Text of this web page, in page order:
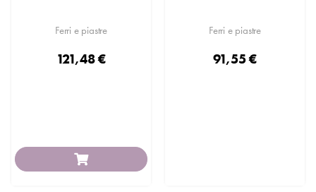
Ferri e piastre
121,48 €
Ferri e piastre
91,55 €